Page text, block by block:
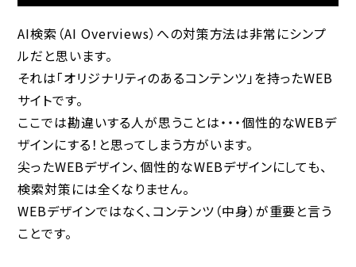
AI検索（AI Overviews）への対策方法は非常にシンプ
ルだと思います。
それは「オリジナリティのあるコンテンツ」を持ったWEB
サイトです。
ここでは勘違いする人が思うことは・・・個性的なWEBデ
ザインにする！と思ってしまう方がいます。
尖ったWEBデザイン、個性的なWEBデザインにしても、
検索対策には全くなりません。
WEBデザインではなく、コンテンツ（中身）が重要と言う
ことです。